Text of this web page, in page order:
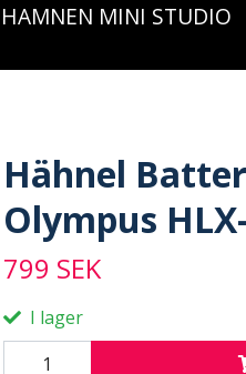
MINI STUDIO
Hähnel
Olympus
799 SEK
I lager